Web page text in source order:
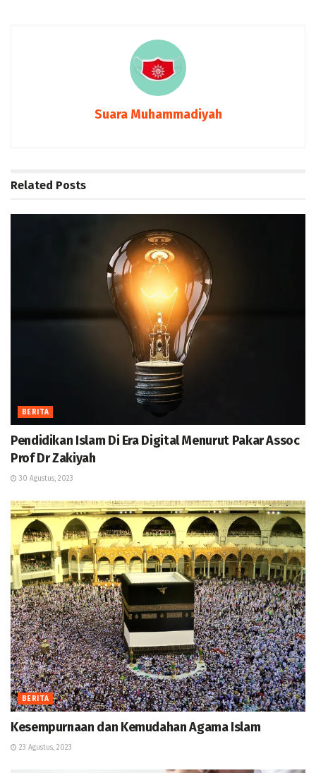
Suara Muhammadiyah
Related Posts
BERITA
Pendidikan Islam Di Era Digital Menurut Pakar Assoc
Prof Dr Zakiyah
30 Agustus, 2023
BERITA
Kesempurnaan dan Kemudahan Agama Islam
23 Agustus, 2023